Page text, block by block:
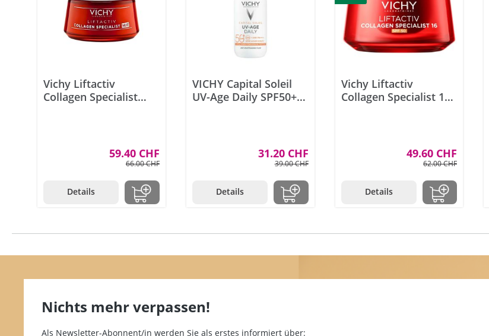
Vichy Liftactiv
Collagen Specialist
59.40 CHF
66.00 CHF
Details
VICHY Capital Soleil
UV-Age Daily SPF50+
31.20 CHF
39.00 CHF
Details
Vichy Liftactiv
Collagen Specialist 16
49.60 CHF
62.00 CHF
Details
Nichts mehr verpassen!
Als Newsletter-Abonnent/in werden Sie als erstes informiert über: